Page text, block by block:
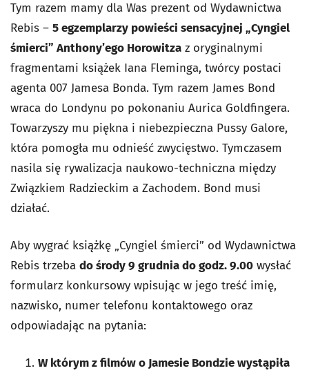
Tym razem mamy dla Was prezent od Wydawnictwa
Rebis – 5 egzemplarzy powieści sensacyjnej „Cyngiel
śmierci” Anthony’ego Horowitza z oryginalnymi
fragmentami książek Iana Fleminga, twórcy postaci
agenta 007 Jamesa Bonda. Tym razem James Bond
wraca do Londynu po pokonaniu Aurica Goldfingera.
Towarzyszy mu piękna i niebezpieczna Pussy Galore,
która pomogła mu odnieść zwycięstwo. Tymczasem
nasila się rywalizacja naukowo-techniczna między
Związkiem Radzieckim a Zachodem. Bond musi
działać.
Aby wygrać książkę „Cyngiel śmierci” od Wydawnictwa
Rebis trzeba do środy 9 grudnia do godz. 9.00 wysłać
formularz konkursowy wpisując w jego treść imię,
nazwisko, numer telefonu kontaktowego oraz
odpowiadając na pytania:
W którym z filmów o Jamesie Bondzie wystąpiła